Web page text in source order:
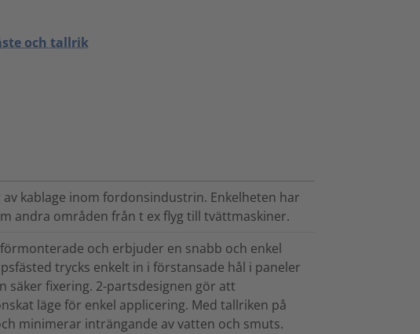
och tallrik
kablage inom fordonsindustrin. Enkelheten har
andra områden från t ex flyg till tvättmaskiner.
och erbjuder en snabb och enkel
trycks enkelt in i förstansade hål i paneler
säker fixering. 2-partsdesignen gör att
läge för enkel applicering. Med tallriken på
minimerar inträngande av vatten och smuts.